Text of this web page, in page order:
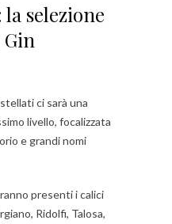
selezione
ci sarà una
livello, focalizzata
e grandi nomi
presenti i calici
Ridolfi, Talosa,